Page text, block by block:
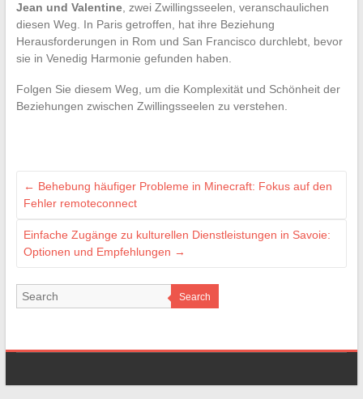
Jean und Valentine, zwei Zwillingsseelen, veranschaulichen
diesen Weg. In Paris getroffen, hat ihre Beziehung
Herausforderungen in Rom und San Francisco durchlebt, bevor
sie in Venedig Harmonie gefunden haben.
Folgen Sie diesem Weg, um die Komplexität und Schönheit der
Beziehungen zwischen Zwillingsseelen zu verstehen.
← Behebung häufiger Probleme in Minecraft: Fokus auf den
Fehler remoteconnect
Einfache Zugänge zu kulturellen Dienstleistungen in Savoie:
Optionen und Empfehlungen →
Search